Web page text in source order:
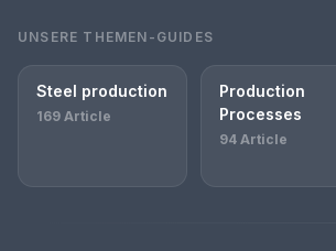
UNSERE THEMEN-GUIDES
Steel production
169 Article
Production
Processes
94 Article